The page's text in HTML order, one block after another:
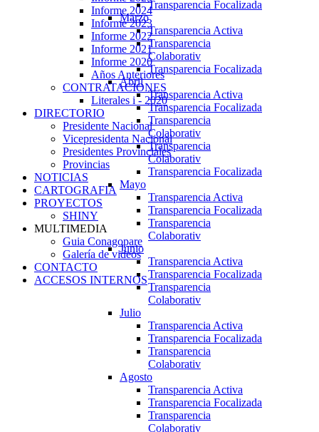
Transparencia Focalizada
Marzo
Transparencia Activa
Transparencia
Colaborativ
Transparencia Focalizada
Abril
Transparencia Activa
Transparencia Focalizada
Transparencia
Colaborativ
Transparencia
Colaborativ
Transparencia Focalizada
Mayo
Transparencia Activa
Transparencia Focalizada
Transparencia
Colaborativ
Junio
Transparencia Activa
Transparencia Focalizada
Transparencia
Colaborativ
Julio
Transparencia Activa
Transparencia Focalizada
Transparencia
Colaborativ
Agosto
Transparencia Activa
Transparencia Focalizada
Transparencia
Colaborativ
Informe 2024
Informe 2023
Informe 2022
Informe 2021
Informe 2020
Años Anteriores
CONTRATACIONES
Literales i - 2020
DIRECTORIO
Presidente Nacional
Vicepresidenta Nacional
Presidentes Provinciales
Provincias
NOTICIAS
CARTOGRAFIA
PROYECTOS
SHINY
MULTIMEDIA
Guia Conagopare
Galería de videos
CONTACTO
ACCESOS INTERNOS